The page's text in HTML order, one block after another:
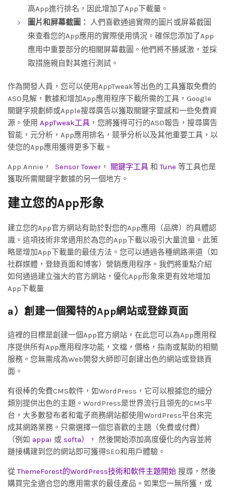
高App進行排名，因此增加了App下載量。
圖片和屏幕截圖： 人們喜歡通過實際的圖片或屏幕截圖
來查看您的App應用的實際使用情況。確保您添加了App
應用中重要部分的相關屏幕截圖。他們將不勝感激，並採
取措施親自對其進行測試。
作為開發人員，您可以使用AppTweak等出色的工具獲取免費的
ASO見解，數據和增加App應用程序下載所需的工具，Google
關鍵字規劃師或Apple搜尋廣告以獲取關鍵字靈感和一些免費資
源。使用 AppTweak工具 ，您將獲得可行的ASO報告，搜尋廣告
智能，元分析，App應用排名，競爭分析以及其他重要工具，以
使您的App應用獲得更多下載。
App Annie， Sensor Tower ， 關鍵字工具 和Tune 等工具也是
獲取所需關鍵字數據的另一個地方。
建立您的App形象
建立您的App官方網站有助於對您的App應用（品牌）的具體認
識。這項技術非常適用於為您的App下載以吸引大量流量。此策
略是增加App下載量的最佳方法。您可以通過各種網路渠道（如
社群媒體，登錄頁面和博客）營銷應用程序。我們將重點介紹
如何通過建立強大的官方網站，優化App形象來更有效地增加
App下載量
a）創建一個獨特的App網站或登錄頁面
這裡的目標是創建一個App官方網站，在此您可以為App應用程
序提供所有App應用程序功能，文檔，價格，指南或幫助的相關
服務。您無需成為Web開發大師即可創建出色的網站或登錄頁
面。
有很棒的免費CMS軟件，如WordPress，它可以根據您的細分
類別提供出色的主題。WordPress是世界流行且領先的CMS平
台，大多數發布者和電子商務網站都使用WordPress平台來完
成其網路業務。只需選擇一個您喜歡的主題（免費或付費）
（例如 appai 或 softa）， 然後開始添加高度優化的內容並將
鏈接構建到您的網站即可獲得SEO和用戶體驗。
從ThemeForest的WordPress技術和軟件主題開始 搜尋，然後
購買完全適合您的應用需求的最佳產品。如果您一無所獲，或